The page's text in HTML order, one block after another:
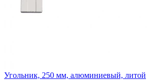
Угольник, 250 мм, алюминиевый, литой